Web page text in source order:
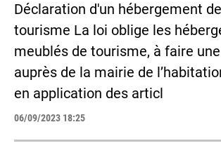
Déclaration d'un hébergement
tourisme La loi oblige les
meublés de tourisme, à faire
auprès de la mairie de
en application des articl
06/09/2023 18:25